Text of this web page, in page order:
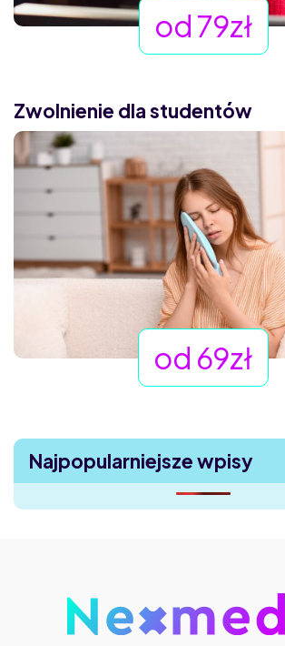
od 79zł
Zwolnienie dla studentów
od 69zł
Najpopularniejsze wpisy
Mounjaro bez cukrzycy – czy to bezpieczne?
Triderm maść. Kiedy działa, a kiedy szkodzi?